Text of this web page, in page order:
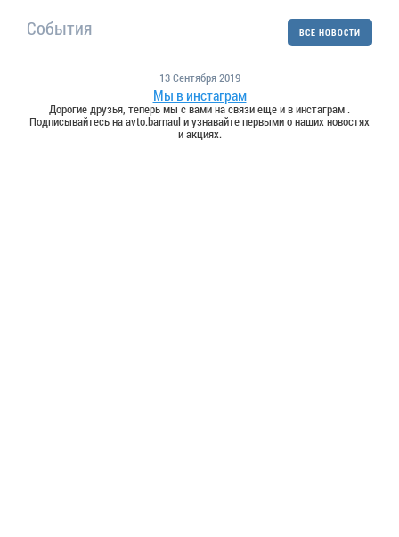
ВСЕ НОВОСТИ
События
13 Сентября 2019
Мы в инстаграм
Дорогие друзья, теперь мы с вами на связи еще и в инстаграм .
Подписывайтесь на avto.barnaul и узнавайте первыми о наших новостях
и акциях.